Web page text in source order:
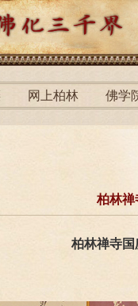
网上柏林 佛学
柏林禅
柏林禅寺